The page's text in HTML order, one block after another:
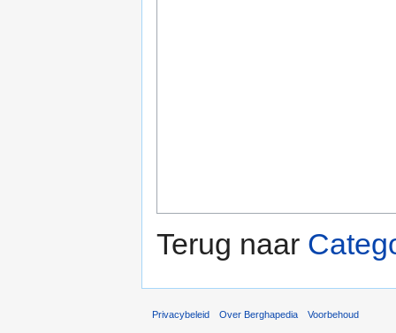
Terug naar
Privacybeleid Over Berghapedia Voorbehoud